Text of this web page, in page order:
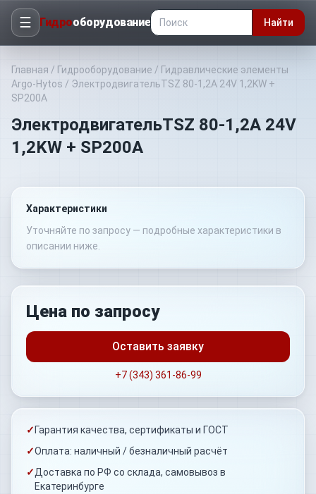
☰ Гидрооборудование Найти
Главная / Гидрооборудование / Гидравлические элементы
Argo-Hytos / ЭлектродвигательTSZ 80-1,2A 24V 1,2KW +
SP200A
ЭлектродвигательTSZ 80-1,2A 24V
1,2KW + SP200A
Характеристики
Уточняйте по запросу — подробные характеристики в
описании ниже.
Цена по запросу
Оставить заявку
+7 (343) 361-86-99
✓ Гарантия качества, сертификаты и ГОСТ
✓Оплата: наличный / безналичный расчёт
✓Доставка по РФ со склада, самовывоз в
Екатеринбурге